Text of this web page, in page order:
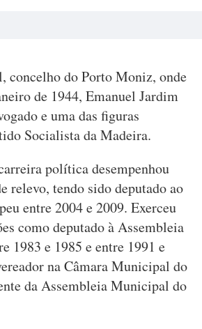
concelho do Porto Moniz, onde
de 1944, Emanuel Jardim
e uma das figuras
Socialista da Madeira.
política desempenhou
relevo, tendo sido deputado ao
entre 2004 e 2009. Exerceu
como deputado à Assembleia
1983 e 1985 e entre 1991 e
na Câmara Municipal do
da Assembleia Municipal do